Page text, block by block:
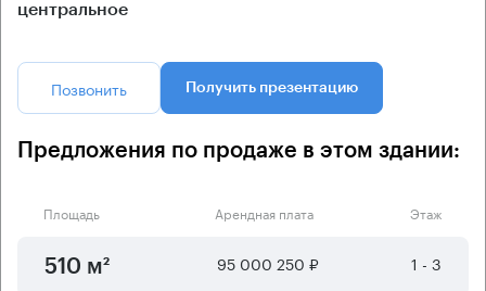
центральное
Позвонить Получить презентацию
Предложения по продаже в этом здании:
Площадь Арендная плата Этаж
510 м² 95 000 250 ₽ 1 - 3